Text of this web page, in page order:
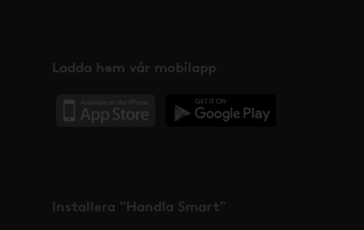
Ladda hem vår mobilapp
Installera "Handla Smart"